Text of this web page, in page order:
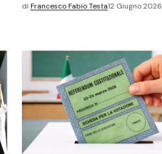
di Francesco Fabio Testa12 Giugno 2026